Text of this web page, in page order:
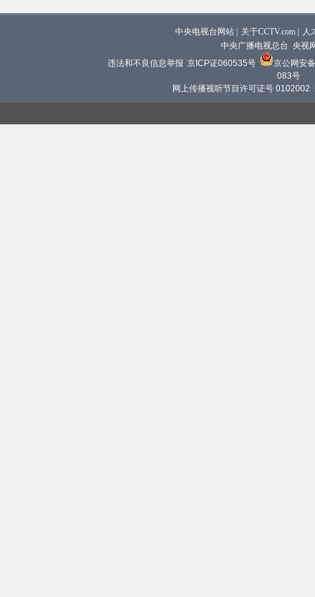
中央电视台网站 关于CCTV.com
人
中央广播电视总台 央视
违法和不良信息举报 京ICP证060535号
京公网安
083号
网上传播视听节目许可证号